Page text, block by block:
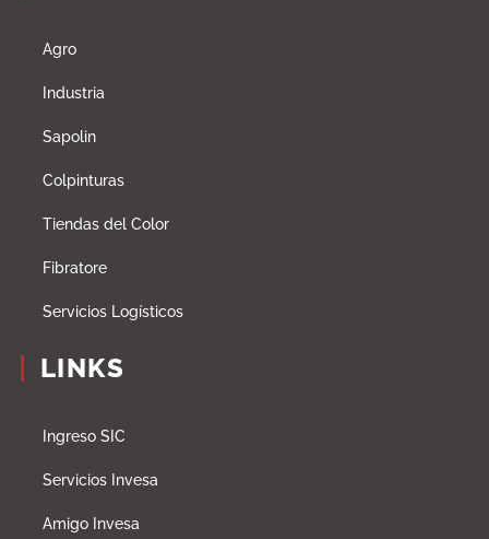
Agro
Industria
Sapolin
Colpinturas
Tiendas del Color
Fibratore
Servicios Logísticos
LINKS
Ingreso SIC
Servicios Invesa
Amigo Invesa